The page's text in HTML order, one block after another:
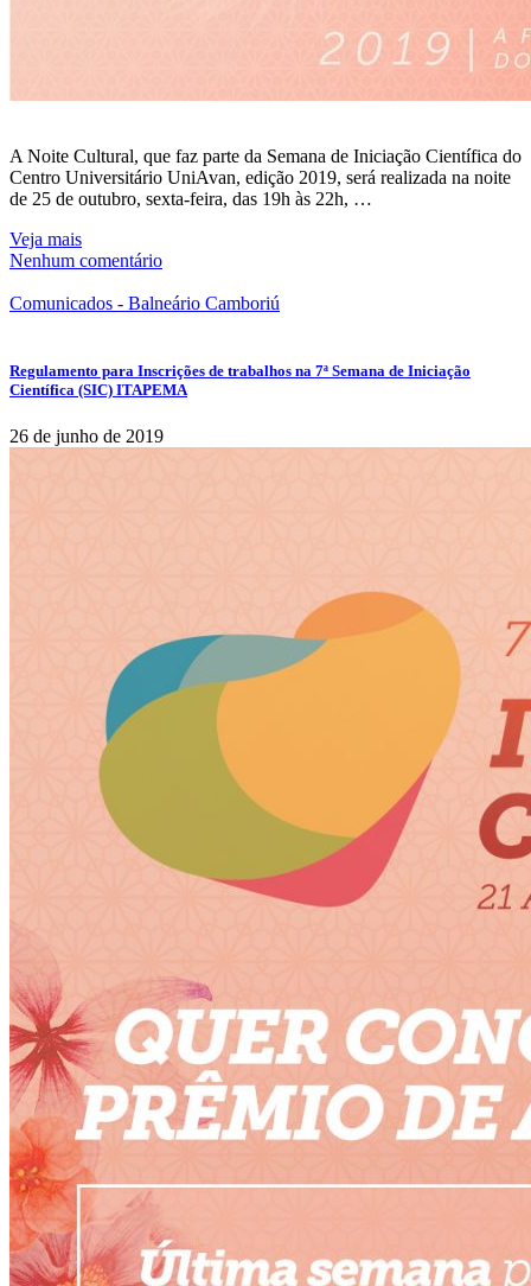
A Noite Cultural, que faz parte da Semana de Iniciação Científica do
Centro Universitário UniAvan, edição 2019, será realizada na noite
de 25 de outubro, sexta-feira, das 19h às 22h, …
Veja mais
Nenhum comentário
Comunicados - Balneário Camboriú
Regulamento para Inscrições de trabalhos na 7ª Semana de Iniciação
Científica (SIC) ITAPEMA
26 de junho de 2019